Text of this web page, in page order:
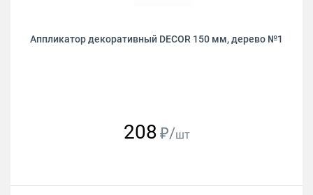
Аппликатор декоративный DECOR 150 мм, дерево №1
208 ₽/шт